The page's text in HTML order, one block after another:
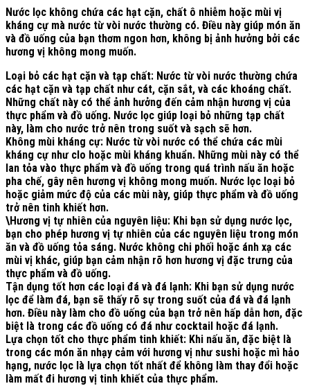
Nước lọc không chứa các hạt cặn, chất ô nhiễm hoặc mùi vị
kháng cự mà nước từ vòi nước thường có. Điều này giúp món ăn
và đồ uống của bạn thơm ngon hơn, không bị ảnh hưởng bởi các
hương vị không mong muốn.
Loại bỏ các hạt cặn và tạp chất: Nước từ vòi nước thường chứa
các hạt cặn và tạp chất như cát, cặn sắt, và các khoáng chất.
Những chất này có thể ảnh hưởng đến cảm nhận hương vị của
thực phẩm và đồ uống. Nước lọc giúp loại bỏ những tạp chất
này, làm cho nước trở nên trong suốt và sạch sẽ hơn.
Không mùi kháng cự: Nước từ vòi nước có thể chứa các mùi
kháng cự như clo hoặc mùi kháng khuẩn. Những mùi này có thể
lan tỏa vào thực phẩm và đồ uống trong quá trình nấu ăn hoặc
pha chế, gây nên hương vị không mong muốn. Nước lọc loại bỏ
hoặc giảm mức độ của các mùi này, giúp thực phẩm và đồ uống
trở nên tinh khiết hơn.
\Hương vị tự nhiên của nguyên liệu: Khi bạn sử dụng nước lọc,
bạn cho phép hương vị tự nhiên của các nguyên liệu trong món
ăn và đồ uống tỏa sáng. Nước không chi phối hoặc ánh xạ các
mùi vị khác, giúp bạn cảm nhận rõ hơn hương vị đặc trưng của
thực phẩm và đồ uống.
Tận dụng tốt hơn các loại đá và đá lạnh: Khi bạn sử dụng nước
lọc để làm đá, bạn sẽ thấy rõ sự trong suốt của đá và đá lạnh
hơn. Điều này làm cho đồ uống của bạn trở nên hấp dẫn hơn, đặc
biệt là trong các đồ uống có đá như cocktail hoặc đá lạnh.
Lựa chọn tốt cho thực phẩm tinh khiết: Khi nấu ăn, đặc biệt là
trong các món ăn nhạy cảm với hương vị như sushi hoặc mì hảo
hạng, nước lọc là lựa chọn tốt nhất để không làm thay đổi hoặc
làm mất đi hương vị tinh khiết của thực phẩm.